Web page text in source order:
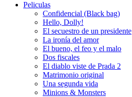
Peliculas
Confidencial (Black bag)
Hello, Dolly!
El secuestro de un presidente
La ironía del amor
El bueno, el feo y el malo
Dos fiscales
El diablo viste de Prada 2
Matrimonio original
Una segunda vida
Minions & Monsters